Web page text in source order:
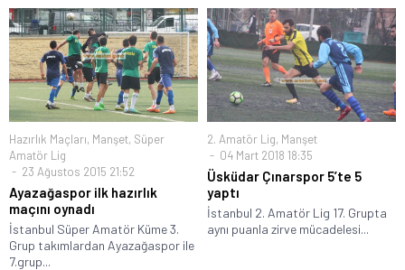
Hazırlık Maçları, Manşet, Süper
Amatör Lig
23 Ağustos 2015 21:52
Ayazağaspor ilk hazırlık
maçını oynadı
İstanbul Süper Amatör Küme 3.
Grup takımlardan Ayazağaspor ile
7.grup...
2. Amatör Lig, Manşet
04 Mart 2018 18:35
Üsküdar Çınarspor 5’te 5
yaptı
İstanbul 2. Amatör Lig 17. Grupta
aynı puanla zirve mücadelesi...